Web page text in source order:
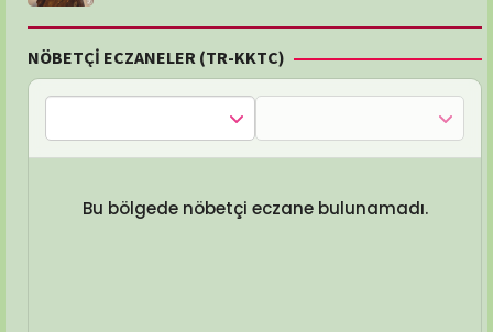
NÖBETÇİ ECZANELER (TR-KKTC)
Bu bölgede nöbetçi eczane bulunamadı.